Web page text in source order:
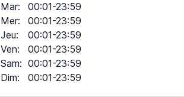
Mar:
00:01-23:59
Mer:
00:01-23:59
Jeu:
00:01-23:59
Ven:
00:01-23:59
Sam: 00:01-23:59
Dim: 00:01-23:59